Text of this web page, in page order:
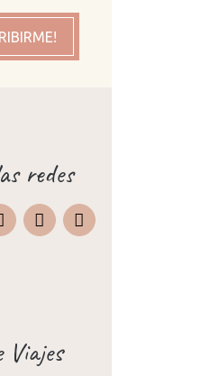
redes
TripAdvisor
Viajes